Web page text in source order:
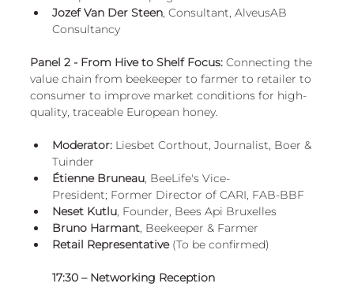
Jozef Van Der Steen , Consultant, AlveusAB
Consultancy
Panel 2 - From Hive to Shelf Focus: Connecting the
value chain from beekeeper to farmer to retailer to
consumer to improve market conditions for high-
quality, traceable European honey.
Moderator: Liesbet Corthout, Journalist, Boer &
Tuinder
Étienne Bruneau , BeeLife's Vice-
President; Former Director of CARI, FAB-BBF
Neset Kutlu , Founder, Bees Api Bruxelles
Bruno Harmant , Beekeeper & Farmer
Retail Representative (To be confirmed)
17:30 – Networking Reception